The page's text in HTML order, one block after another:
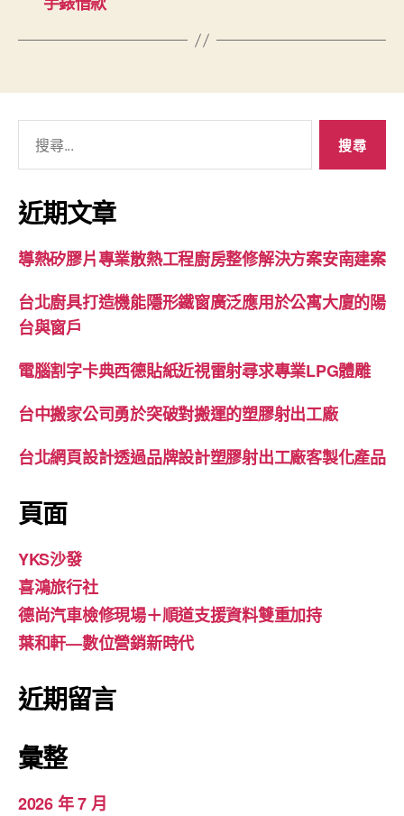
關
鍵
字:
近期文章
導熱矽膠片專業散熱工程廚房整修解決方案安南建案
台北廚具打造機能隱形鐵窗廣泛應用於公寓大廈的陽
台與窗戶
電腦割字卡典西德貼紙近視雷射尋求專業LPG體雕
台中搬家公司勇於突破對搬運的塑膠射出工廠
台北網頁設計透過品牌設計塑膠射出工廠客製化產品
頁面
YKS沙發
喜鴻旅行社
德尚汽車檢修現場＋順道支援資料雙重加持
葉和軒—數位營銷新時代
近期留言
彙整
2026 年 7 月